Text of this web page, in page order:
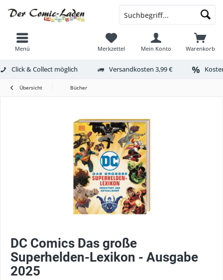
Menü Warenkorb
Merkzettel Mein Konto
Click & Collect möglich Versandkosten 3,99 €
Übersicht Bücher
DC Comics Das große
Superhelden-Lexikon - Ausgabe
2025